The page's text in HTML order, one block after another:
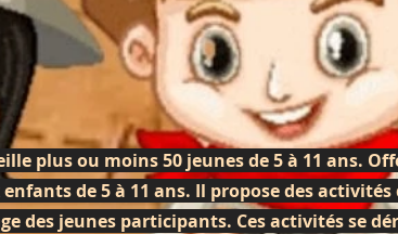
plus ou moins 50 jeunes de 5 à 11 ans.
de 5 à 11 ans. Il propose des
des jeunes participants. Ces activités se